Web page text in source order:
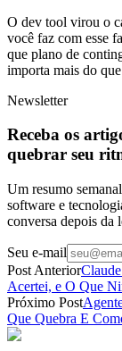
O dev tool virou o
você faz com esse
que plano de
importa mais do
Newsletter
Receba os
quebrar seu
Um resumo
software e
conversa depois da
Seu e-mail
Post Anterior
Acertei, e O Que
Próximo Post
Que Quebra E